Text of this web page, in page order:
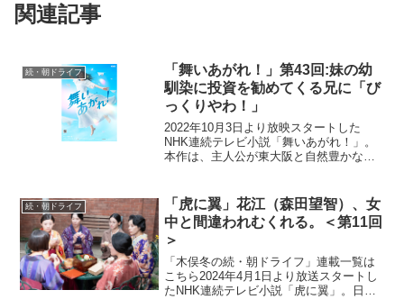
関連記事
続・朝ドライフ
「舞いあがれ！」第43回:妹の幼
馴染に投資を勧めてくる兄に「び
っくりやわ！」
2022年10月3日より放映スタートした
NHK連続テレビ小説「舞いあがれ！」。
本作は、主人公が東大阪と自然豊かな長
折と再生のストーリー。ものづくりの
町・東大阪で生まれ育...
続・朝ドライフ
「虎に翼」花江（森田望智）、女
中と間違われむくれる。＜第11回
＞
「木俣冬の続・朝ドライフ」連載一覧は
こちら2024年4月1日より放送スタートし
たNHK連続テレビ小説「虎に翼」。日本